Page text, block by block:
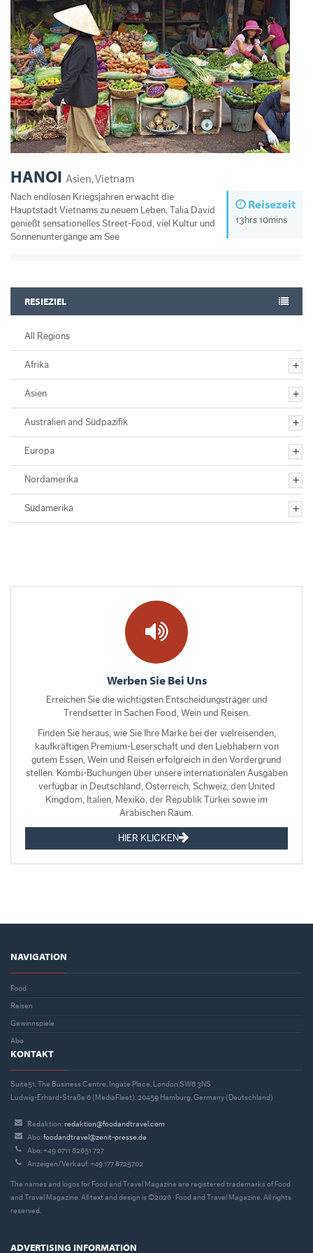
HANOI Asien, Vietnam
Reisezeit
13hrs 10mins
Nach endlosen Kriegsjahren erwacht die
Hauptstadt Vietnams zu neuem Leben. Talia David
genießt sensationelles Street-Food, viel Kultur und
Sonnenuntergänge am See
RESIEZIEL
All Regions
Afrika
Asien
Australien and Südpazifik
Europa
Nordamerika
Südamerika
Werben Sie Bei Uns
Erreichen Sie die wichtigsten Entscheidungsträger und
Trendsetter in Sachen Food, Wein und Reisen.
Finden Sie heraus, wie Sie Ihre Marke bei der vielreisenden,
kaufkräftigen Premium-Leserschaft und den Liebhabern von
gutem Essen, Wein und Reisen erfolgreich in den Vordergrund
stellen. Kombi-Buchungen über unsere internationalen Ausgaben
verfügbar in Deutschland, Österreich, Schweiz, den United
Kingdom, Italien, Mexiko, der Republik Türkei sowie im
Arabischen Raum.
HIER KLICKEN
NAVIGATION
Food
Reisen
Gewinnspiele
Abo
KONTAKT
Suite51, The Business Centre, Ingate Place, London SW8 3NS
Ludwig-Erhard-Straße 6 (MediaFleet), 20459 Hamburg, Germany (Deutschland)
Redaktion:redaktion@foodandtravel.com
Abo:foodandtravel@zenit-presse.de
Abo: +49 0711 82651 727
Anzeigen/Verkauf: +49 177 8725702
The names and logos for Food and Travel Magazine are registered trademarks of Food
and Travel Magazine. All text and design is ©2026 · Food and Travel Magazine. All rights
reserved.
ADVERTISING INFORMATION